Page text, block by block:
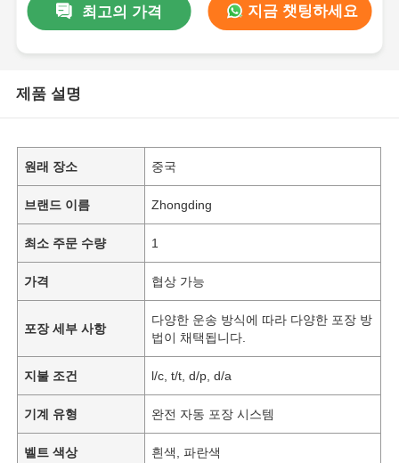
최고의 가격 지금 챗팅하세요
제품 설명
원래 장소 중국
브랜드 이름 Zhongding
최소 주문 수량 1
가격 협상 가능
포장 세부 사항
다양한 운송 방식에 따라 다양한 포장 방
법이 채택됩니다.
지불 조건 l/c, t/t, d/p, d/a
기계 유형 완전 자동 포장 시스템
벨트 색상 흰색, 파란색